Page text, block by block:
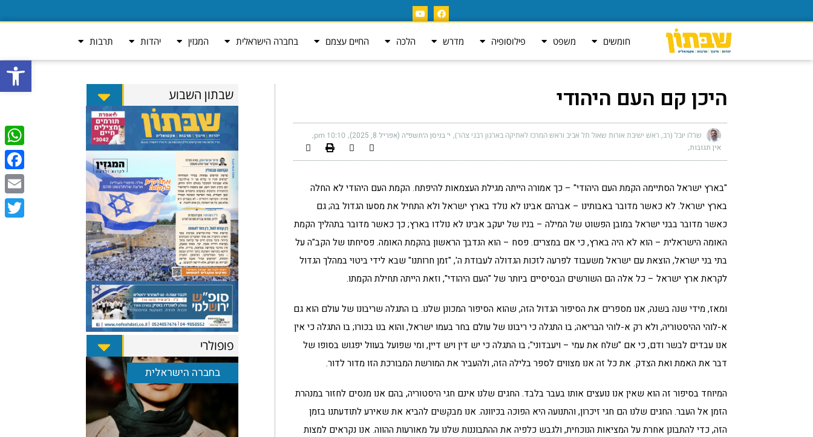
פתח
חומשים משפט פילוסופיה מדרש הלכה החיים עצמם בחברה הישראלית המגזין יהדות תרבות
היכן קם העם היהודי
שרלו יובל (רב, ראש ישיבת אורות שאול תל אביב וראש המרכז לאתיקה בארגון רבני צהר) י׳ בניסן ה׳תשפ״ה (אפריל 8, 2025) 10:10 pm
אין תגובות
"בארץ ישראל הסתיימה הקמת העם היהודי" – כך אמורה הייתה מגילת העצמאות להיפתח. הקמת העם היהודי לא החלה
בארץ ישראל. לא כאשר מדובר באבותינו – אברהם אבינו לא נולד בארץ ישראל ולא התחיל את מסעו הגדול בה; גם
כאשר מדובר בבני ישראל במובן הפשוט של המילה – בניו של יעקב אבינו לא נולדו בארץ; כך כאשר מדובר בתהליך הקמת
האומה הישראלית – הוא לא היה בארץ, כי אם במצרים. פסח – הוא הנדבך הראשון בהקמת האומה. פסיחתו של הקב"ה על
בתי בני ישראל, הוצאת עם ישראל משעבוד לפרעה לזכות הגדולה לעבודת ה', "זמן חרותנו" שבא לידי ביטוי במהלך הגדול
לקראת ארץ ישראל – כל אלה הם השורשים הבסיסיים ביותר של "העם היהודי", וזאת הייתה תחילת הקמתו.
ומאז, מידי שנה בשנה, אנו מספרים את הסיפור הגדול הזה, שהוא הסיפור המכונן שלנו. בו התגלה שריבונו של עולם הוא גם
א-לוהי ההיסטוריה, ולא רק א-לוהי הבריאה; בו התגלה כי ריבונו של עולם בחר בעמו ישראל, והוא בנו בכורו; בו התגלה כי אין
אנו עבדים לבשר ודם, כי אם "שלח את עמי – ויעבדוני"; בו התגלה כי יש דין ויש דיין, ומי שפועל בעוול יפגוש בסופו של
דבר את האמת ואת הצדק. את כל זה אנו מצווים לספר בלילה הזה, ולהעביר את המורשת המבורכת הזו מדור לדור.
המיוחד בסיפור זה הוא שאין אנו נועצים אותו בעבר בלבד. החגים שלנו אינם חגי היסטוריה, בהם אנו מנסים לחזור במנהרת
הזמן אל העבר. החגים שלנו הם חגי זיכרון, והתנועה היא הפוכה בכיוונה. אנו מבקשים להביא את שאירע לתודעתנו בזמן
הזה, כדי להתבונן אחרת על המציאות הנוכחית, ולגבש כלפיה את ההתבוננות שלנו על מאורעות ההווה. אנו נקראים למצות
שבתון השבוע
פופולרי
בחברה הישראלית
Email